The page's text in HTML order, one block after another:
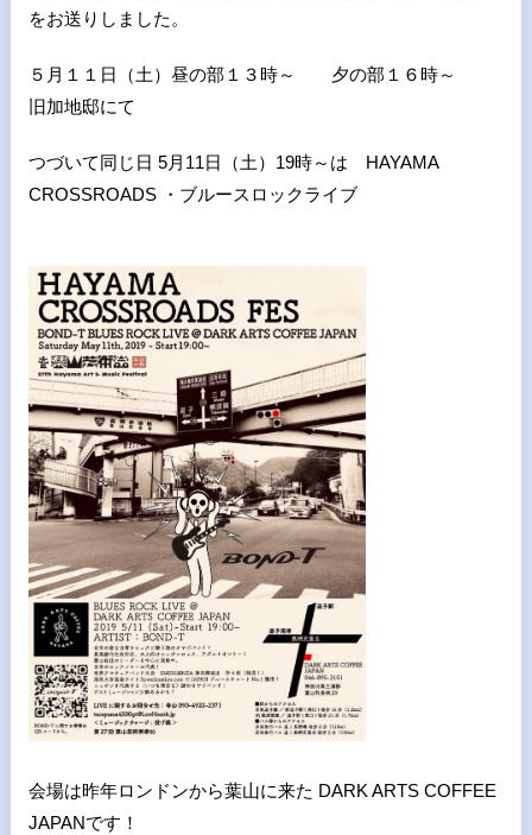
をお送りしました。
５月１１日（土）昼の部１３時～ 夕の部１６時～
旧加地邸にて
つづいて同じ日 5月11日（土）19時～は HAYAMA
CROSSROADS ・ブルースロックライブ
会場は昨年ロンドンから葉山に来た DARK ARTS COFFEE
JAPANです！